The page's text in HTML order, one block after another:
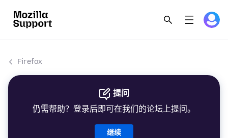
Firefox
提问
仍需帮助？登录后即可在我们的论坛上提问。
继续